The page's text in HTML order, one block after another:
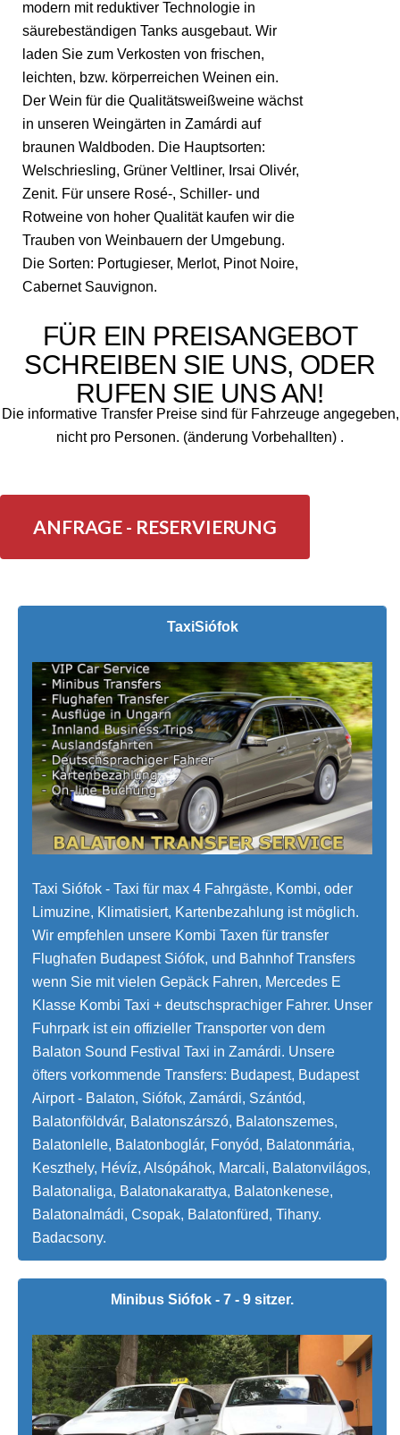
modern mit reduktiver Technologie in
säurebeständigen Tanks ausgebaut. Wir
laden Sie zum Verkosten von frischen,
leichten, bzw. körperreichen Weinen ein.
Der Wein für die Qualitätsweißweine wächst
in unseren Weingärten in Zamárdi auf
braunen Waldboden. Die Hauptsorten:
Welschriesling, Grüner Veltliner, Irsai Olivér,
Zenit. Für unsere Rosé-, Schiller- und
Rotweine von hoher Qualität kaufen wir die
Trauben von Weinbauern der Umgebung.
Die Sorten: Portugieser, Merlot, Pinot Noire,
Cabernet Sauvignon.
FÜR EIN PREISANGEBOT
SCHREIBEN SIE UNS, ODER
RUFEN SIE UNS AN!
Die informative Transfer Preise sind für Fahrzeuge angegeben,
nicht pro Personen. (änderung Vorbehallten) .
ANFRAGE - RESERVIERUNG
TaxiSiófok
Taxi Siófok - Taxi für max 4 Fahrgäste, Kombi, oder
Limuzine, Klimatisiert, Kartenbezahlung ist möglich.
Wir empfehlen unsere Kombi Taxen für transfer
Flughafen Budapest Siófok, und Bahnhof Transfers
wenn Sie mit vielen Gepäck Fahren, Mercedes E
Klasse Kombi Taxi + deutschsprachiger Fahrer. Unser
Fuhrpark ist ein offizieller Transporter von dem
Balaton Sound Festival Taxi in Zamárdi. Unsere
öfters vorkommende Transfers: Budapest, Budapest
Airport - Balaton, Siófok, Zamárdi, Szántód,
Balatonföldvár, Balatonszárszó, Balatonszemes,
Balatonlelle, Balatonboglár, Fonyód, Balatonmária,
Keszthely, Hévíz, Alsópáhok, Marcali, Balatonvilágos,
Balatonaliga, Balatonakarattya, Balatonkenese,
Balatonalmádi, Csopak, Balatonfüred, Tihany.
Badacsony.
Minibus Siófok - 7 - 9 sitzer.